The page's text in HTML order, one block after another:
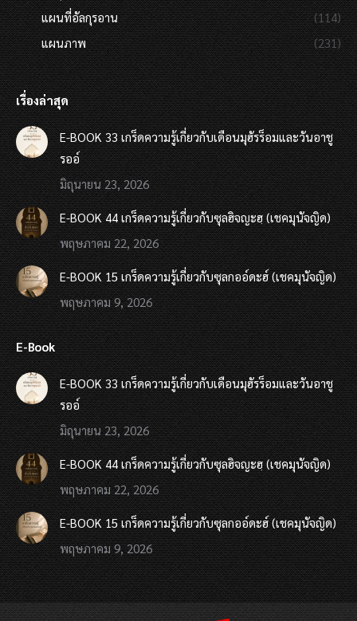
แผนที่อัลกุรอาน
(114)
แผนภาพ
(231)
เรื่องล่าสุด
E-BOOK 33 เกร็ดความรู้เกี่ยวกับเดือนมุฮัรร็อมและวันอาชู
รออ์
มิถุนายน 23, 2026
E-BOOK 44 เกร็ดความรู้เกี่ยวกับซุลฮิจญะฮฺ (เชคมุนัจญิด)
พฤษภาคม 22, 2026
E-BOOK 15 เกร็ดความรู้เกี่ยวกับซุลกออ์ดะฮ์ (เชคมุนัจญิด)
พฤษภาคม 9, 2026
E-Book
E-BOOK 33 เกร็ดความรู้เกี่ยวกับเดือนมุฮัรร็อมและวันอาชู
รออ์
มิถุนายน 23, 2026
E-BOOK 44 เกร็ดความรู้เกี่ยวกับซุลฮิจญะฮฺ (เชคมุนัจญิด)
พฤษภาคม 22, 2026
E-BOOK 15 เกร็ดความรู้เกี่ยวกับซุลกออ์ดะฮ์ (เชคมุนัจญิด)
พฤษภาคม 9, 2026